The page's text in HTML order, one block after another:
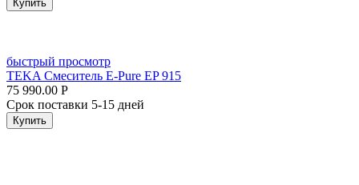
Купить
быстрый просмотр
TEKA Смеситель E-Pure EP 915
75 990.00 Р
Срок поставки 5-15 дней
Купить